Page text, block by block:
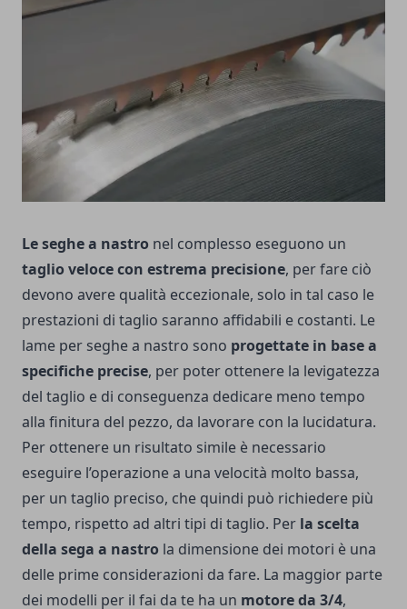
Le seghe a nastro nel complesso eseguono un
taglio veloce con estrema precisione, per fare ciò
devono avere qualità eccezionale, solo in tal caso le
prestazioni di taglio saranno affidabili e costanti. Le
lame per seghe a nastro sono progettate in base a
specifiche precise, per poter ottenere la levigatezza
del taglio e di conseguenza dedicare meno tempo
alla finitura del pezzo, da lavorare con la lucidatura.
Per ottenere un risultato simile è necessario
eseguire l’operazione a una velocità molto bassa,
per un taglio preciso, che quindi può richiedere più
tempo, rispetto ad altri tipi di taglio. Per la scelta
della sega a nastro la dimensione dei motori è una
delle prime considerazioni da fare. La maggior parte
dei modelli per il fai da te ha un motore da 3/4,